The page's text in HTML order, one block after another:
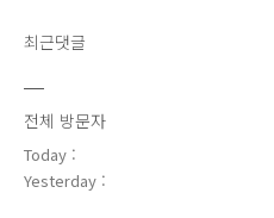
최근댓글
전체 방문자
Today :
Yesterday :